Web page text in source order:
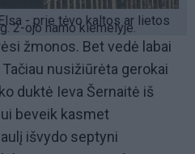
- prie tėvo kaltos ar lietos
2-ojo namo kiemelyje.
žmonos. Bet vedė labai
nusižiūrėta gerokai
duktė Ieva Šernaitė iš
beveik kasmet
išvydo septyni